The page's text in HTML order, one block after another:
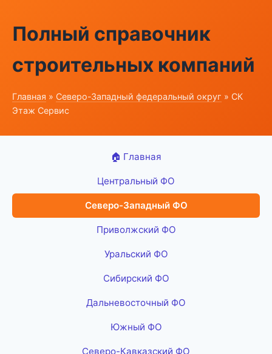
Полный справочник
строительных компаний
Главная » Северо-Западный федеральный округ » СК
Этаж Сервис
🏠 Главная
Центральный ФО
Северо-Западный ФО
Приволжский ФО
Уральский ФО
Сибирский ФО
Дальневосточный ФО
Южный ФО
Северо-Кавказский ФО